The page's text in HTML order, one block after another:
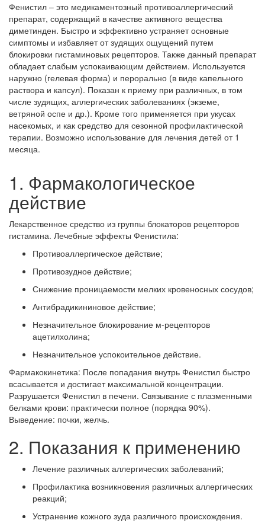
Фенистил – это медикаментозный противоаллергический
препарат, содержащий в качестве активного вещества
диметинден. Быстро и эффективно устраняет основные
симптомы и избавляет от зудящих ощущений путем
блокировки гистаминовых рецепторов. Также данный препарат
обладает слабым успокаивающим действием. Используется
наружно (гелевая форма) и перорально (в виде капельного
раствора и капсул). Показан к приему при различных, в том
числе зудящих, аллергических заболеваниях (экземе,
ветряной оспе и др.). Кроме того применяется при укусах
насекомых, и как средство для сезонной профилактической
терапии. Возможно использование для лечения детей от 1
месяца.
1. Фармакологическое
действие
Лекарственное средство из группы блокаторов рецепторов
гистамина. Лечебные эффекты Фенистила:
Противоаллергическое действие;
Противозудное действие;
Снижение проницаемости мелких кровеносных сосудов;
Антибрадикининовое действие;
Незначительное блокирование м-рецепторов
ацетилхолина;
Незначительное успокоительное действие.
Фармакокинетика: После попадания внутрь Фенистил быстро
всасывается и достигает максимальной концентрации.
Разрушается Фенистил в печени. Связывание с плазменными
белками крови: практически полное (порядка 90%).
Выведение: почки, желчь.
2. Показания к применению
Лечение различных аллергических заболеваний;
Профилактика возникновения различных аллергических
реакций;
Устранение кожного зуда различного происхождения.